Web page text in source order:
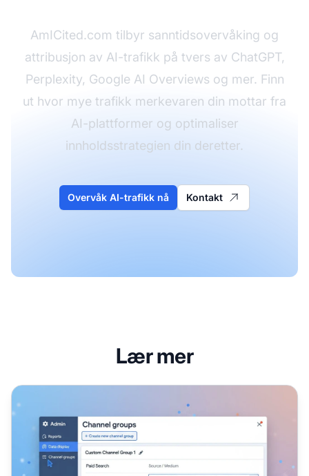
AmICited.com tilbyr sanntidsovervåking og
attribusjon av AI-trafikk på tvers av ChatGPT,
Perplexity, Google AI Overviews og mer. Finn
ut hvor mye trafikk merkevaren din mottar fra
AI-plattformer og optimaliser
innholdsstrategien din deretter.
Overvåk AI-trafikk nå Kontakt
Lær mer
Slik setter du opp GA4 for sporing av AI-